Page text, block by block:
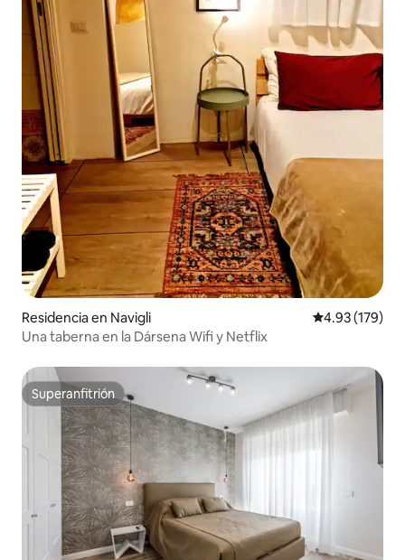
Residencia en Navigli Calificación
4.93 (179)
Una taberna en la Dársena Wifi y Netflix
Superanfitrión
Superanfitrión